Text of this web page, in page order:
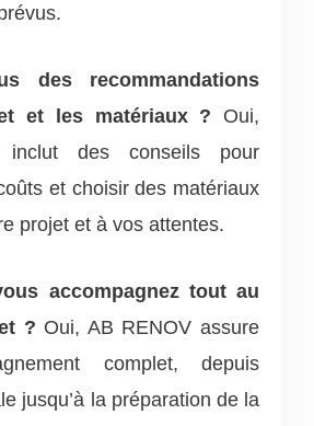
des recommandations
et les matériaux ? Oui,
inclut des conseils pour
et choisir des matériaux
projet et à vos attentes.
accompagnez tout au
? Oui, AB RENOV assure
complet, depuis
jusqu’à la préparation de la